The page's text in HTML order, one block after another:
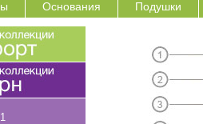
Основания Подушки